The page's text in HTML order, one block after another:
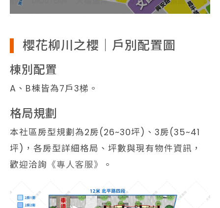
櫻花柳川之櫻｜戶別配置圖
棟別配置
A、B棟皆為7戶3梯。
格局規劃
本社區房型規劃為2房(26~30坪)、3房(35~41
坪)，各房型詳細格局、坪數與現有物件資訊，
歡迎洽詢 《專人客服》 。